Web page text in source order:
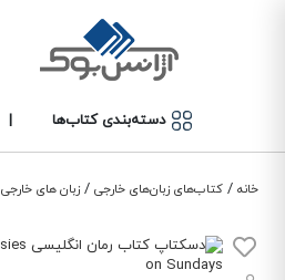
دسته‌بندی کتاب‌ها |
خانه / کتاب‌های زبان‌های خارجی / زبان های خارجی